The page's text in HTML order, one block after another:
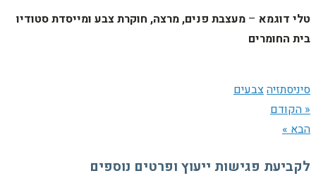
טלי דוגמא – מעצבת פנים,מרצה, חוקרת צבע ומייסדת סטודיו
בית החומרים
סיניסתזיהצבעים
« הקודם
הבא »
לקביעת פגישות ייעוץ ופרטים נוספים